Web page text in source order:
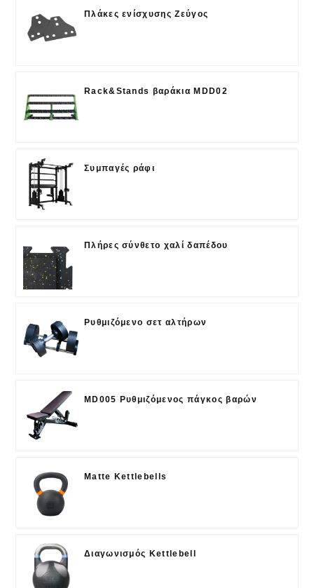
Πλάκες ενίσχυσης Ζεύγος
Rack&Stands βαράκια MDD02
Συμπαγές ράφι
Πλήρες σύνθετο χαλί δαπέδου
Ρυθμιζόμενο σετ αλτήρων
MD005 Ρυθμιζόμενος πάγκος βαρών
Matte Kettlebells
Διαγωνισμός Kettlebell